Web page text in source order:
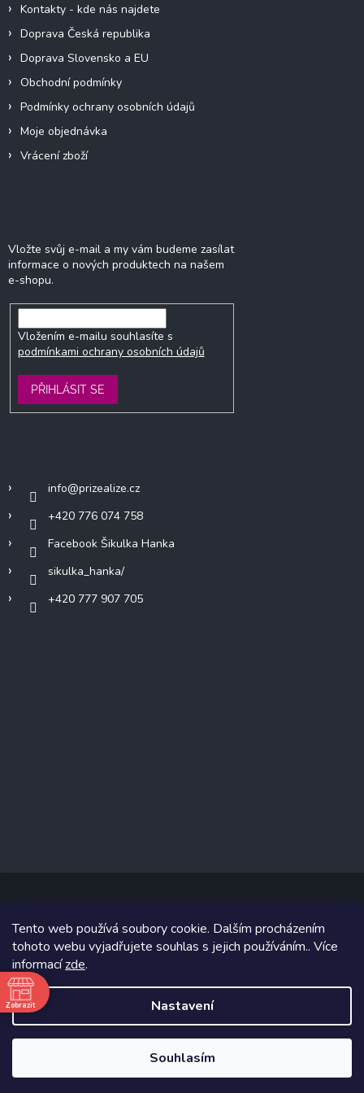
Tento web používá soubory cookie. Dalším procházením
tohoto webu vyjadřujete souhlas s jejich používáním.. Více
informacízde.
Nastavení
Souhlasím
s
Kontakty - kde nás najdete
Doprava Česká republika
Doprava Slovensko a EU
Obchodní podmínky
Podmínky ochrany osobních údajů
Moje objednávka
Vrácení zboží
Vložte svůj e-mail a my vám budeme zasílat
informace o nových produktech na našem
e-shopu.
Vložením e-mailu souhlasíte s
podmínkami ochrany osobních údajů
PŘIHLÁSIT SE
info@prizealize.cz
+420 776 074 758
Facebook Šikulka Hanka
sikulka_hanka/
+420 777 907 705
Copyright 2026www.prizealize.cz. Všechna práva vyhrazena.
Grafický návrh vytvořil a na Shoptet implementoval
Shoptetak.cz.
Zobrazit